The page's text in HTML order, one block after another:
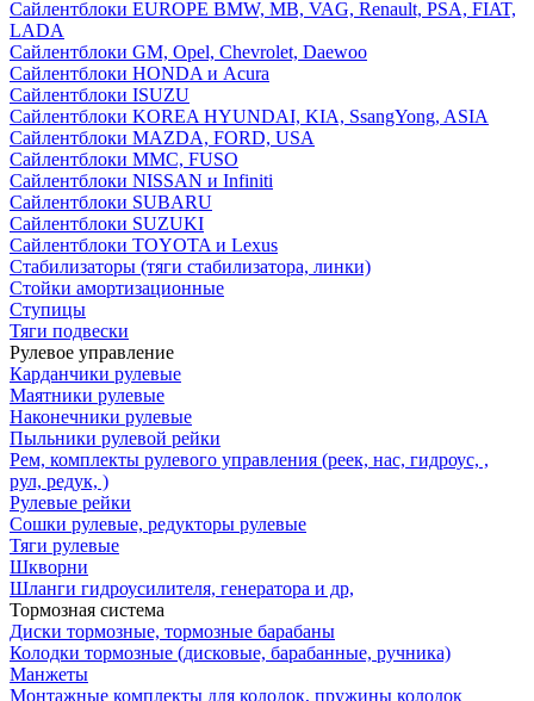
Сайлентблоки EUROPE BMW, MB, VAG, Renault, PSA, FIAT,
LADA
Сайлентблоки GM, Opel, Chevrolet, Daewoo
Сайлентблоки HONDA и Acura
Сайлентблоки ISUZU
Сайлентблоки KOREA HYUNDAI, KIA, SsangYong, ASIA
Сайлентблоки MAZDA, FORD, USA
Сайлентблоки MMC, FUSO
Сайлентблоки NISSAN и Infiniti
Сайлентблоки SUBARU
Сайлентблоки SUZUKI
Сайлентблоки TOYOTA и Lexus
Стабилизаторы (тяги стабилизатора, линки)
Стойки амортизационные
Ступицы
Тяги подвески
Рулевое управление
Карданчики рулевые
Маятники рулевые
Наконечники рулевые
Пыльники рулевой рейки
Рем, комплекты рулевого управления (реек, нас, гидроус, ,
рул, редук, )
Рулевые рейки
Сошки рулевые, редукторы рулевые
Тяги рулевые
Шкворни
Шланги гидроусилителя, генератора и др,
Тормозная система
Диски тормозные, тормозные барабаны
Колодки тормозные (дисковые, барабанные, ручника)
Манжеты
Монтажные комплекты для колодок, пружины колодок